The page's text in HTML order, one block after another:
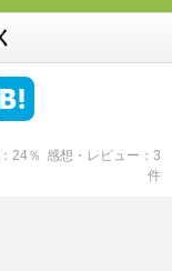
24％ 感想・レビュー
3
件